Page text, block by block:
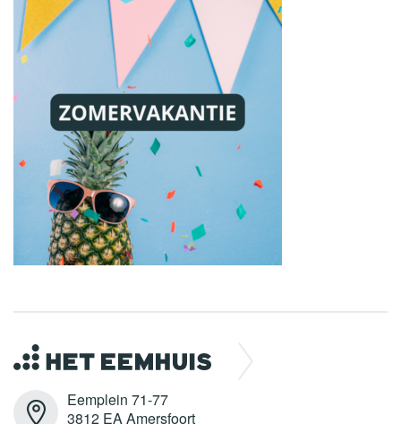
Eemplein 71-77
3812 EA Amersfoort